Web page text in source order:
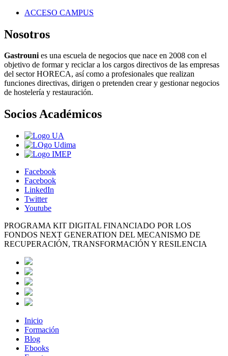
ACCESO CAMPUS
Nosotros
Gastrounies una escuela de negocios que nace en 2008 con el
objetivo de formar y reciclar a los cargos directivos de las empresas
del sector HORECA, así como a profesionales que realizan
funciones directivas, dirigen o pretenden crear y gestionar negocios
de hostelería y restauración.
Socios Académicos
Facebook
Facebook
LinkedIn
Twitter
Youtube
PROGRAMA KIT DIGITAL FINANCIADO POR LOS
FONDOS NEXT GENERATION DEL MECANISMO DE
RECUPERACIÓN, TRANSFORMACIÓN Y RESILENCIA
Inicio
Formación
Blog
Ebooks